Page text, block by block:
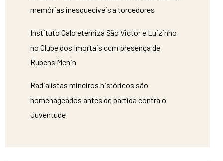
memórias inesquecíveis a torcedores
Instituto Galo eterniza São Victor e Luizinho
no Clube dos Imortais com presença de
Rubens Menin
Radialistas mineiros históricos são
homenageados antes de partida contra o
Juventude